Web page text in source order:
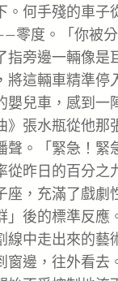
何手殘的車子
零度。「你被
旁邊一輛像是
將這輛車精準停
兒車，感到一
張水瓶從他那
。「緊急！緊
昨日的百分之
，充滿了戲劇
後的標準反應
中走出來的藝
邊，往外看去